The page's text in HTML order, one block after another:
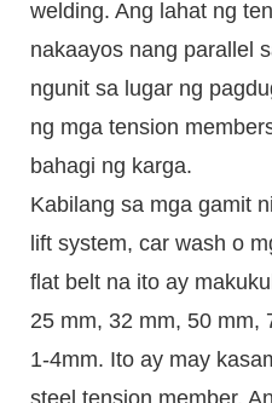
welding. Ang lahat ng
nakaayos nang parallel
ngunit sa lugar ng
ng mga tension
bahagi ng karga.
Kabilang sa mga gamit
lift system, car wash o
flat belt na ito ay
25 mm, 32 mm, 50 mm,
1-4mm. Ito ay may
steel tension member.